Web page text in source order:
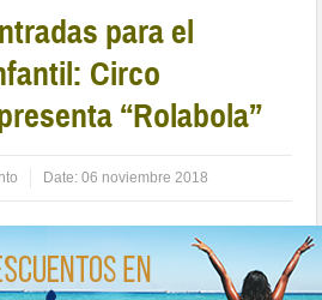
para el
Circo
“Rolabola”
Date:06 noviembre 2018